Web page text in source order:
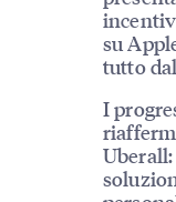
su
tutto
I